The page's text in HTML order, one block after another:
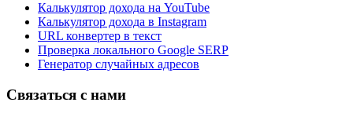
Калькулятор дохода на YouTube
Калькулятор дохода в Instagram
URL конвертер в текст
Проверка локального Google SERP
Генератор случайных адресов
Связаться с нами